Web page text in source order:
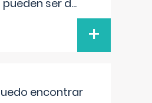
ser d...
+
encontrar